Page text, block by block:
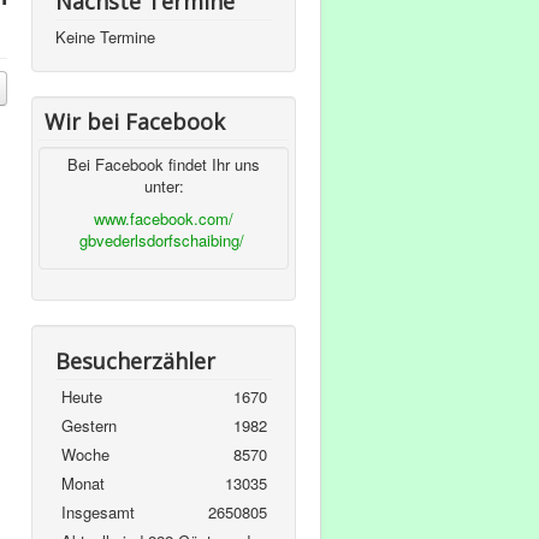
Keine Termine
Wir bei Facebook
Bei Facebook findet Ihr uns
unter:
www.facebook.com/
gbvederlsdorfschaibing/
Besucherzähler
Heute
1670
Gestern
1982
Woche
8570
Monat
13035
Insgesamt
2650805